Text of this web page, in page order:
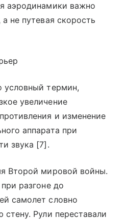
аэродинамики важно
не путевая скорость
условный термин,
увеличение
и изменение
аппарата при
звука [7].
Второй мировой войны.
разгоне до
самолет словно
Рули переставали